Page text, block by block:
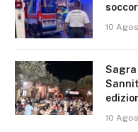
10
Sagra
10